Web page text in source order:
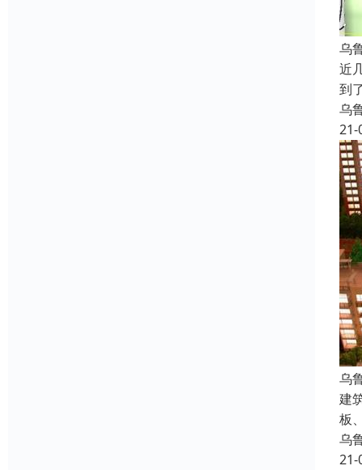
乌
近
到
乌
21-
乌
建
板
乌
21-